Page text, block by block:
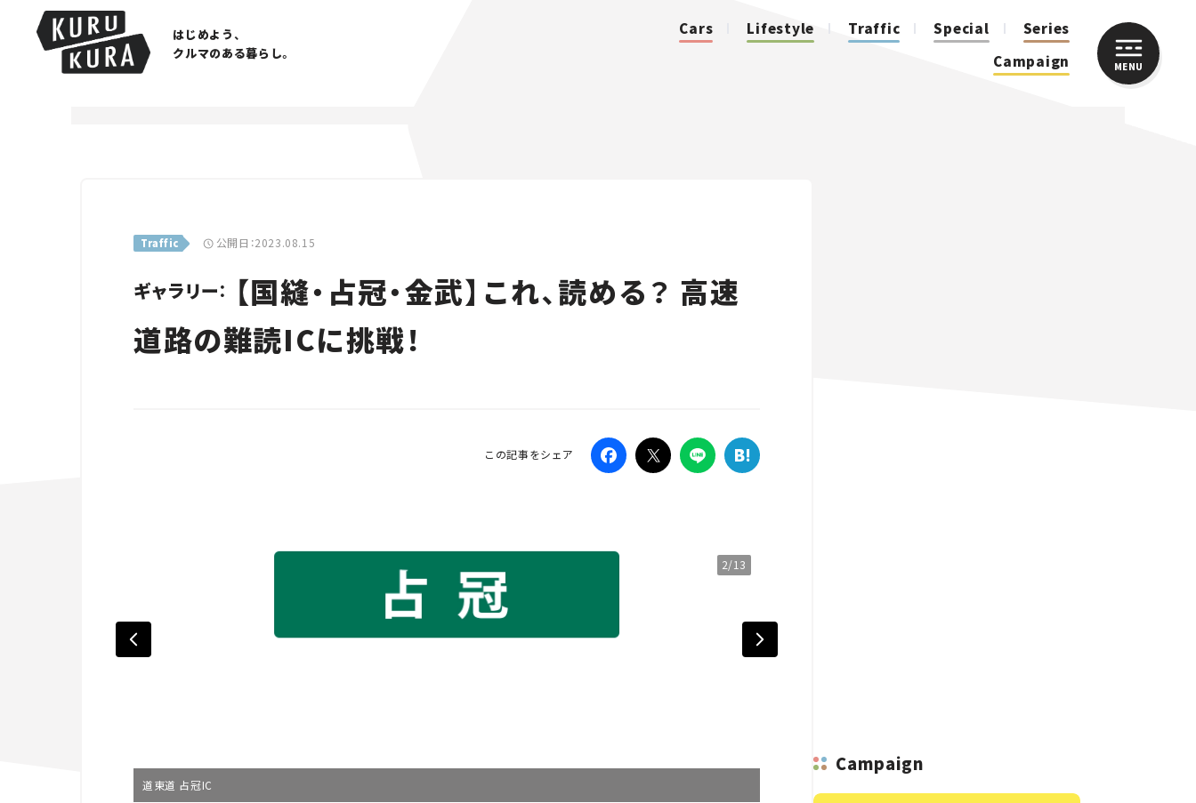
はじめよう、
クルマのある暮らし。
Cars Lifestyle Traffic Special
Series
Campaign
MENU
Traffic 公開日：2023.08.15
ギャラリー： 【国縫・占冠・金武】これ、読める？ 高速
道路の難読ICに挑戦！
この記事をシェア
2/13
道東道 占冠IC
Campaign
CLOSE
Traffic
Campaign